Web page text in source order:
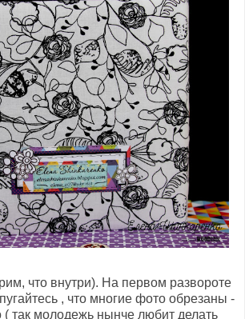
что внутри). На первом развороте
, что многие фото обрезаны -
( так молодежь нынче любит делать